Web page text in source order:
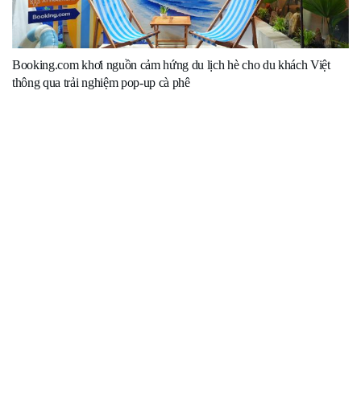
Booking.com khơi nguồn cảm hứng du lịch hè cho du khách Việt
thông qua trải nghiệm pop-up cà phê